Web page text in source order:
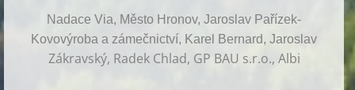
Nadace Via, Město Hronov, Jaroslav Pařízek-
Kovovýroba a zámečnictví, Karel Bernard, Jaroslav
Zákravský, Radek Chlad, GP BAU s.r.o., Albi